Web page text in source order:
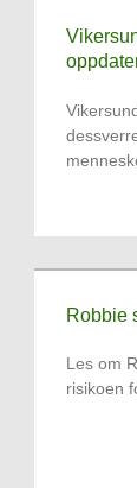
Robbie
Les om
risikoen